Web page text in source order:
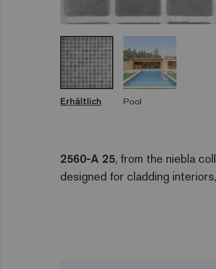
Erhältlich Pool
2560-A 25, from the niebla
designed for cladding